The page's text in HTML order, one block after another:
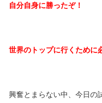
自分自身に勝ったぞ！
世界のトップに行くために
興奮とまらない中、今日の